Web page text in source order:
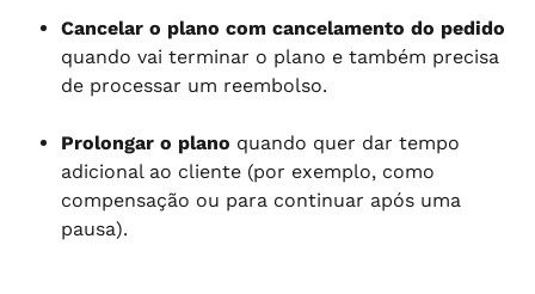
Cancelar o plano com cancelamento do pedido
quando vai terminar o plano e também precisa
de processar um reembolso.
Prolongar o plano quando quer dar tempo
adicional ao cliente (por exemplo, como
compensação ou para continuar após uma
pausa).